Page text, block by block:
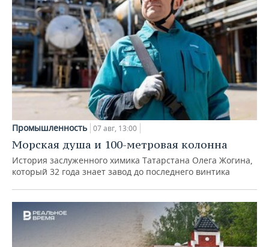
Промышленность 07 авг, 13:00
Морская душа и 100-метровая колонна
История заслуженного химика Татарстана Олега Жогина,
который 32 года знает завод до последнего винтика